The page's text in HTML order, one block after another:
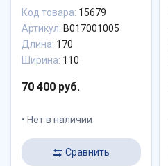
Код товара: 15679
Артикул: B017001005
Длина: 170
Ширина: 110
70 400 руб.
Нет в наличии
Сравнить